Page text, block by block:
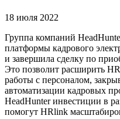
18 июля 2022
Группа компаний
платформы кадрового
и завершила сделку по
Это позволит расширить
работы с персоналом,
автоматизации кадровых
HeadHunter инвестиции в
помогут HRlink